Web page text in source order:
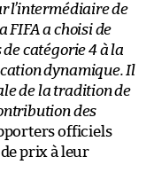
l’intermédiaire de
FIFA a choisi de
catégorie 4 à la
dynamique. Il
de la tradition de
des
officiels
prix à leur